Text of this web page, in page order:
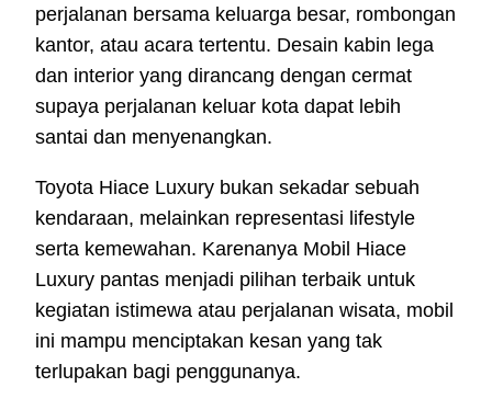
perjalanan bersama keluarga besar, rombongan
kantor, atau acara tertentu. Desain kabin lega
dan interior yang dirancang dengan cermat
supaya perjalanan keluar kota dapat lebih
santai dan menyenangkan.
Toyota Hiace Luxury bukan sekadar sebuah
kendaraan, melainkan representasi lifestyle
serta kemewahan. Karenanya Mobil Hiace
Luxury pantas menjadi pilihan terbaik untuk
kegiatan istimewa atau perjalanan wisata, mobil
ini mampu menciptakan kesan yang tak
terlupakan bagi penggunanya.